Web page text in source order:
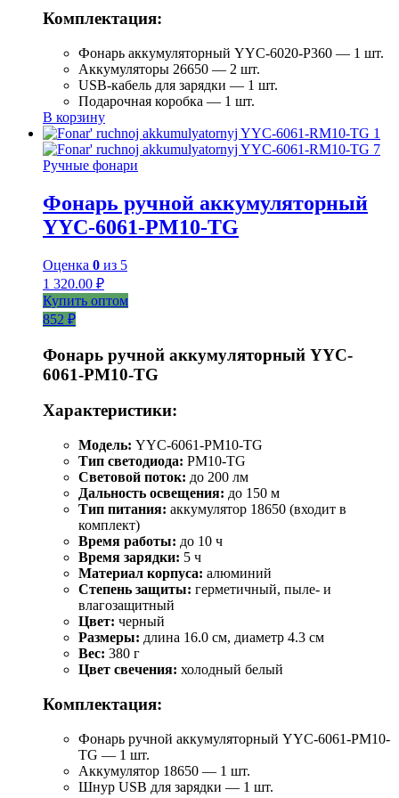
Комплектация:
Фонарь аккумуляторный YYC-6020-P360 — 1 шт.
Аккумуляторы 26650 — 2 шт.
USB-кабель для зарядки — 1 шт.
Подарочная коробка — 1 шт.
В корзину
Ручные фонари
Фонарь ручной аккумуляторный
YYC-6061-РM10-TG
Оценка 0 из 5
1 320.00 ₽
Купить оптом
852 ₽
Фонарь ручной аккумуляторный YYC-
6061-РM10-TG
Характеристики:
Модель: YYC-6061-РM10-TG
Тип светодиода: PM10-TG
Световой поток: до 200 лм
Дальность освещения: до 150 м
Тип питания: аккумулятор 18650 (входит в
комплект)
Время работы: до 10 ч
Время зарядки: 5 ч
Материал корпуса: алюминий
Степень защиты: герметичный, пыле- и
влагозащитный
Цвет: черный
Размеры: длина 16.0 см, диаметр 4.3 см
Вес: 380 г
Цвет свечения: холодный белый
Комплектация:
Фонарь ручной аккумуляторный YYC-6061-РM10-
TG — 1 шт.
Аккумулятор 18650 — 1 шт.
Шнур USB для зарядки — 1 шт.